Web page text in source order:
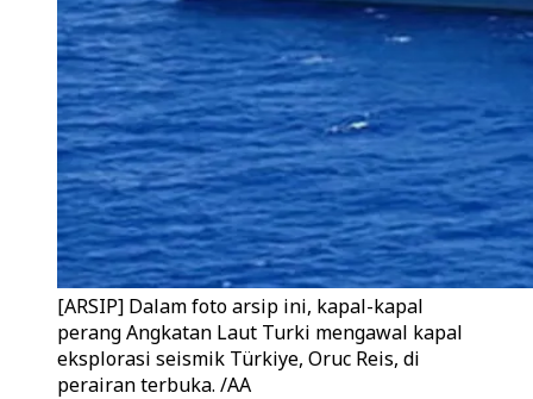
[ARSIP] Dalam foto arsip ini, kapal-kapal
perang Angkatan Laut Turki mengawal kapal
eksplorasi seismik Türkiye, Oruc Reis, di
perairan terbuka. /AA